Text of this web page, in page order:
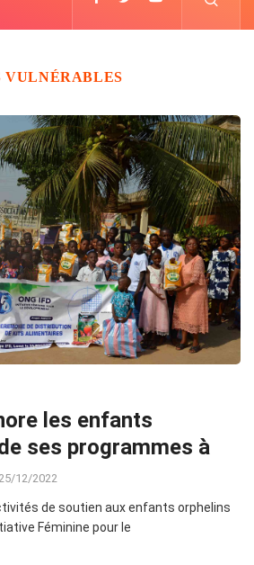
VULNÉRABLES
les enfants
ses programmes à
25/12/2022
de soutien aux enfants orphelins
Féminine pour le